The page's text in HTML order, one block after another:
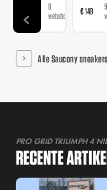
8
webshops
€ 149
9
Alle Saucony sneakers
PRO GRID TRIUMPH 4
RECENTE